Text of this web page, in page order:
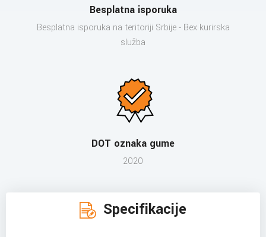
Besplatna isporuka
Besplatna isporuka na teritoriji Srbije - Bex kurirska
služba
DOT oznaka gume
2020
Specifikacije